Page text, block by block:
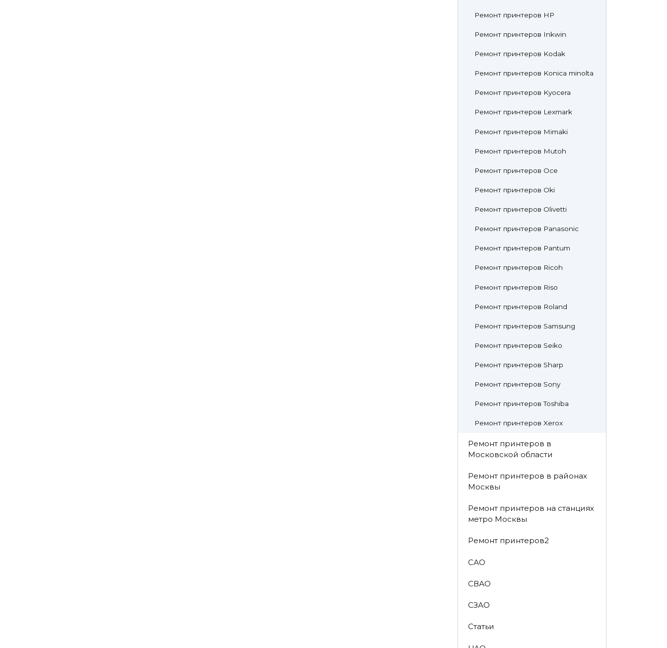
Ремонт принтеров HP
Ремонт принтеров Inkwin
Ремонт принтеров Kodak
Ремонт принтеров Konica minolta
Ремонт принтеров Kyocera
Ремонт принтеров Lexmark
Ремонт принтеров Mimaki
Ремонт принтеров Mutoh
Ремонт принтеров Oce
Ремонт принтеров Oki
Ремонт принтеров Olivetti
Ремонт принтеров Panasonic
Ремонт принтеров Pantum
Ремонт принтеров Ricoh
Ремонт принтеров Riso
Ремонт принтеров Roland
Ремонт принтеров Samsung
Ремонт принтеров Seiko
Ремонт принтеров Sharp
Ремонт принтеров Sony
Ремонт принтеров Toshiba
Ремонт принтеров Xerox
Ремонт принтеров в
Московской области
Ремонт принтеров в районах
Москвы
Ремонт принтеров на станциях
метро Москвы
Ремонт принтеров2
САО
СВАО
СЗАО
Статьи